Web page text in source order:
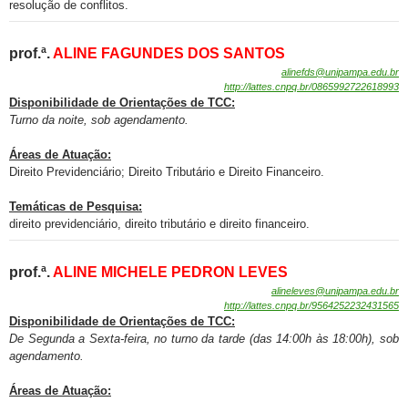
resolução de conflitos.
prof.ª.ALINE FAGUNDES DOS SANTOS
alinefds@unipampa.edu.br
http://lattes.cnpq.br/0865992722618993
Disponibilidade de Orientações de TCC:
Turno da noite, sob agendamento
Áreas de Atuação:
Direito Previdenciário; Direito Tributário e Direito Financeiro.
Temáticas de Pesquisa:
direito previdenciário, direito tributário e direito financeiro.
prof.ª.ALINE MICHELE PEDRON LEVES
alineleves@unipampa.edu.br
http://lattes.cnpq.br/9564252232431565
Disponibilidade de Orientações de TCC:
De Segunda a Sexta-feira, no turno da tarde (das 14:00h às 18:00h) , sob
agendamento
Áreas de Atuação: